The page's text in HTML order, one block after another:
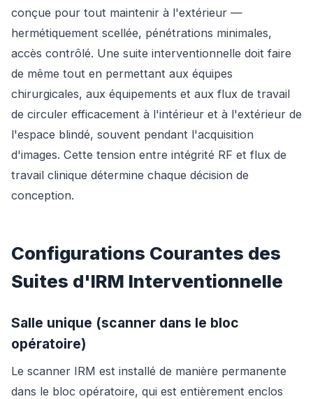
conçue pour tout maintenir à l'extérieur —
hermétiquement scellée, pénétrations minimales,
accès contrôlé. Une suite interventionnelle doit faire
de même tout en permettant aux équipes
chirurgicales, aux équipements et aux flux de travail
de circuler efficacement à l'intérieur et à l'extérieur de
l'espace blindé, souvent pendant l'acquisition
d'images. Cette tension entre intégrité RF et flux de
travail clinique détermine chaque décision de
conception.
Configurations Courantes des
Suites d'IRM Interventionnelle
Salle unique (scanner dans le bloc
opératoire)
Le scanner IRM est installé de manière permanente
dans le bloc opératoire, qui est entièrement enclos